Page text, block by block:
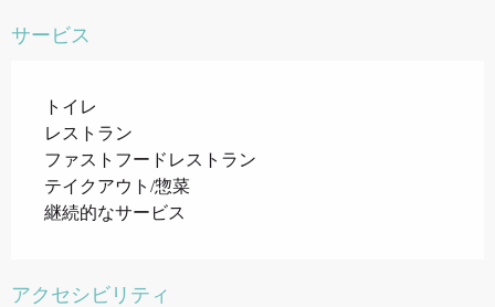
サービス
トイレ
レストラン
ファストフードレストラン
テイクアウト/惣菜
継続的なサービス
アクセシビリティ